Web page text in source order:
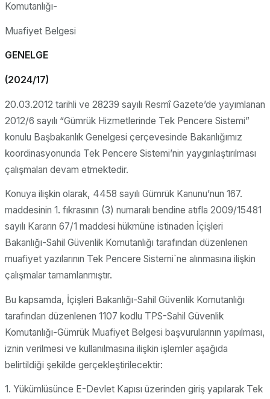
Komutanlığı-
Muafiyet Belgesi
GENELGE
(2024/17)
20.03.2012 tarihli ve 28239 sayılı Resmî Gazete’de yayımlanan
2012/6 sayılı “Gümrük Hizmetlerinde Tek Pencere Sistemi”
konulu Başbakanlık Genelgesi çerçevesinde Bakanlığımız
koordinasyonunda Tek Pencere Sistemi’nin yaygınlaştırılması
çalışmaları devam etmektedir.
Konuya ilişkin olarak, 4458 sayılı Gümrük Kanunu’nun 167.
maddesinin 1. fıkrasının (3) numaralı bendine atıfla 2009/15481
sayılı Kararın 67/1 maddesi hükmüne istinaden İçişleri
Bakanlığı-Sahil Güvenlik Komutanlığı tarafından düzenlenen
muafiyet yazılarının Tek Pencere Sistemi`ne alınmasına ilişkin
çalışmalar tamamlanmıştır.
Bu kapsamda, İçişleri Bakanlığı-Sahil Güvenlik Komutanlığı
tarafından düzenlenen 1107 kodlu TPS-Sahil Güvenlik
Komutanlığı-Gümrük Muafiyet Belgesi başvurularının yapılması,
iznin verilmesi ve kullanılmasına ilişkin işlemler aşağıda
belirtildiği şekilde gerçekleştirilecektir:
1. Yükümlüsünce E-Devlet Kapısı üzerinden giriş yapılarak Tek